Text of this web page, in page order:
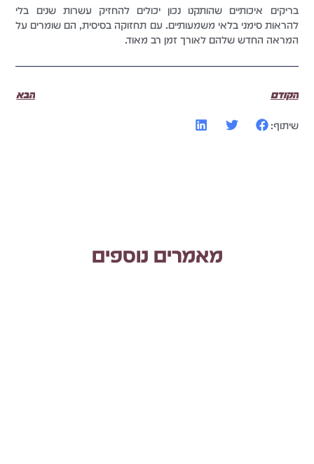
בריקים איכותיים שהותקנו נכון יכולים להחזיק עשרות שנים בלי
להראות סימני בלאי משמעותיים. עם תחזוקה בסיסית, הם שומרים על
המראה החדש שלהם לאורך זמן רב מאוד.
הקודם הבא
שיתוף:
מאמרים נוספים